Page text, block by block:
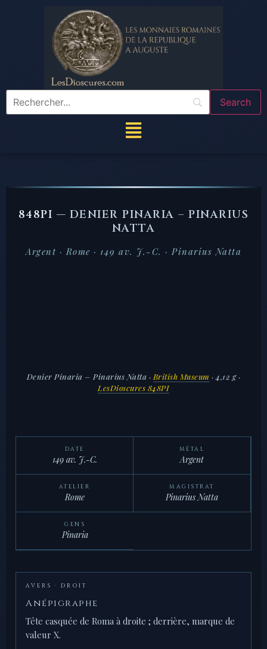
848PI — DENIER PINARIA – PINARIUS
NATTA
Argent · Rome · 149 av. J.-C. · Pinarius Natta
Denier Pinaria – Pinarius Natta · British Museum · 4,12 g ·
LesDioscures 848PI
DATE
149 av. J.-C.
MÉTAL
Argent
ATELIER
Rome
MAGISTRAT
Pinarius Natta
GENS
Pinaria
AVERS · DROIT
Anépigraphe
Tête casquée de Roma à droite ; derrière, marque de
valeur X.